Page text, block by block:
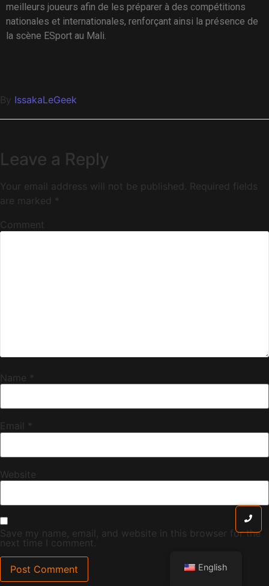
meilleurs joueurs afin de les préparer à des compétitions
nationales et internationales, renforçant ainsi la présence de
la scène ESport au Mali.
By IssakaLeGeek
Leave a Reply
Your email address will not be published. Required fields
are marked *
Comment
Name *
Email *
Website
Save my name, email, and website in this browser for the
next time I comment.
English